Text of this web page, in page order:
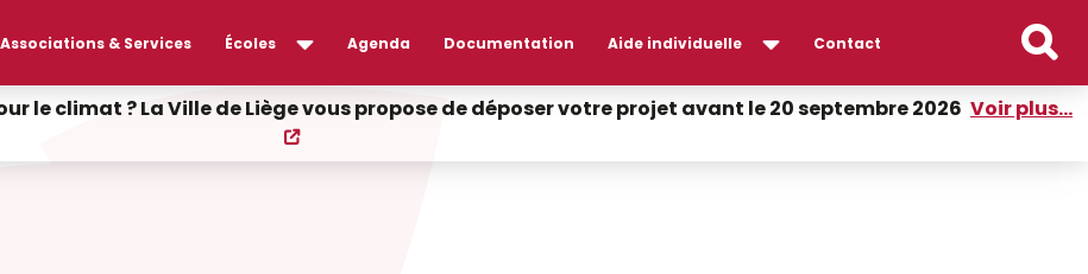
Associations & Services Écoles Agenda Documentation Aide individuelle Contact
le climat ? La Ville de Liège vous propose de déposer votre projet avant le 20 septembre 2026 Voir plus...